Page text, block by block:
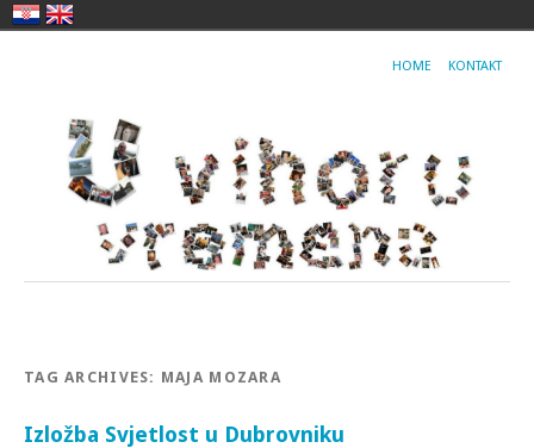
HOME KONTAKT
TAG ARCHIVES: MAJA MOZARA
Izložba Svjetlost u Dubrovniku